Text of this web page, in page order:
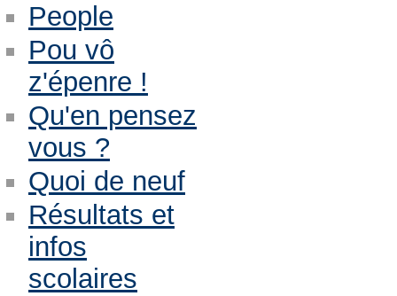
People
Pou vô
z'épenre !
Qu'en pensez
vous ?
Quoi de neuf
Résultats et
infos
scolaires